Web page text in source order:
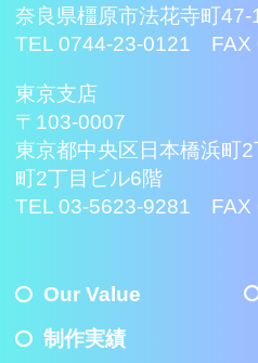
奈良県橿原市法花寺町47-
TEL 0744-23-0121 FAX
東京支店
〒103-0007
東京都中央区日本橋浜町
町2丁目ビル6階
TEL 03-5623-9281 FAX
Our Value
制作実績